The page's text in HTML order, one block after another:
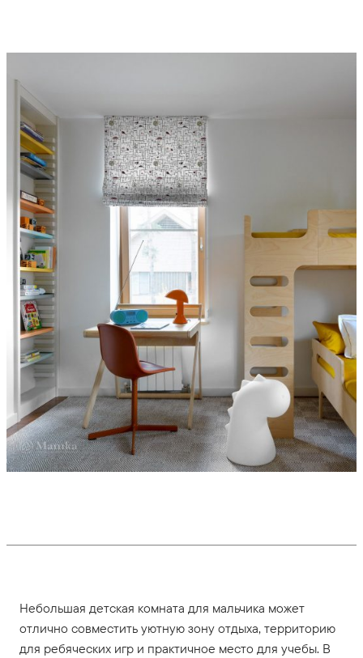
Небольшая детская комната для мальчика может
отлично совместить уютную зону отдыха, территорию
для ребяческих игр и практичное место для учебы. В